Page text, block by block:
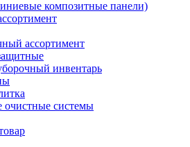
композитные панели)
ассортимент
инвентарь
системы